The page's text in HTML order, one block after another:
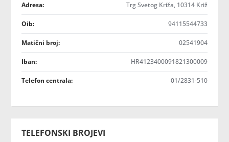
Adresa: Trg Svetog Križa, 10314 Križ
Oib: 94115544733
Matični broj: 02541904
Iban: HR4123400091821300009
Telefon centrala: 01/2831-510
TELEFONSKI BROJEVI